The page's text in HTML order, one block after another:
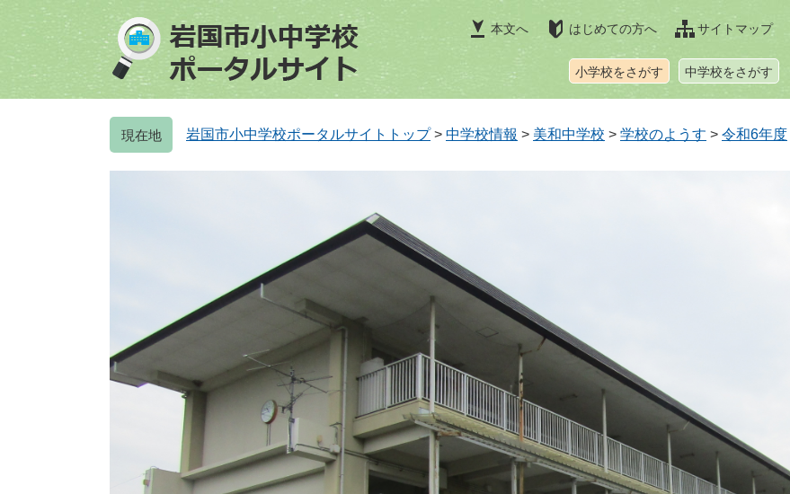
ジ
先
ュ
を
本文へ はじめての方へ サイトマップ
小学校をさがす 中学校をさがす
岩国市小中学校ポータルサイトトップ > 中学校情報 > 美和中学校 > 学校のようす > 令和6年度